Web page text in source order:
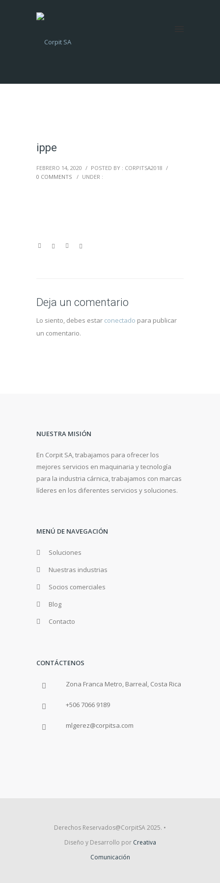
ippe
FEBRERO 14, 2020 / POSTED BY : CORPITSA2018 /
0 COMMENTS
/ UNDER :
Deja un comentario
Lo siento, debes estar conectado para publicar
un comentario.
NUESTRA MISIÓN
En Corpit SA, trabajamos para ofrecer los
mejores servicios en maquinaria y tecnología
para la industria cárnica, trabajamos con marcas
líderes en los diferentes servicios y soluciones.
MENÚ DE NAVEGACIÓN
Soluciones
Nuestras industrias
Socios comerciales
Blog
Contacto
CONTÁCTENOS
Zona Franca Metro, Barreal, Costa Rica
+506 7066 9189
mlgerez@corpitsa.com
Derechos Reservados@CorpitSA 2025. •
Diseño y Desarrollo por Creativa
Comunicación